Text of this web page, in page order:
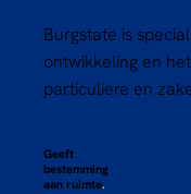
Burgstate is
ontwikkeling en
particuliere en
Geeft
bestemming
aan ruimte.